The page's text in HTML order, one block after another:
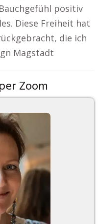
positiv
Diese Freiheit hat
die ich
Magstadt
Zoom